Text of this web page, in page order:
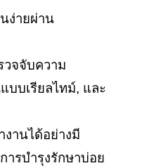
ง่ายผ่าน
วจจับความ
บบเรียลไทม์, และ
งานได้อย่างมี
ารบำรุงรักษาบ่อย